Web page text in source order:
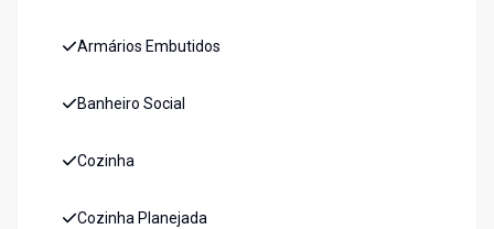
Armários Embutidos
Banheiro Social
Cozinha
Cozinha Planejada